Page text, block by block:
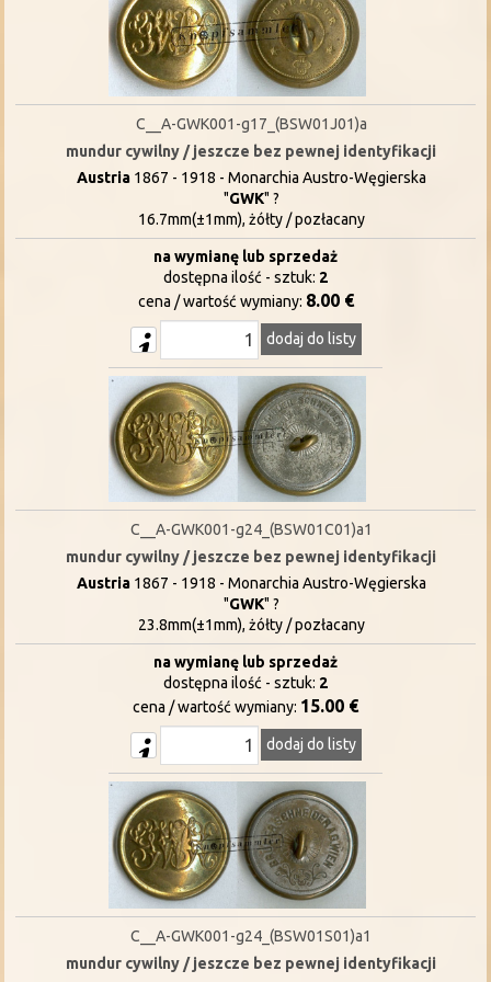
C__A-GWK001-g17_(BSW01J01)a
mundur cywilny / jeszcze bez pewnej identyfikacji
Austria1867 - 1918 - Monarchia Austro-Węgierska
"GWK" ?
16.7mm(±1mm), żółty / pozłacany
na wymianę lub sprzedaż
dostępna ilość - sztuk: 2
cena / wartość wymiany: 8.00 €
dodaj do listy
C__A-GWK001-g24_(BSW01C01)a1
mundur cywilny / jeszcze bez pewnej identyfikacji
Austria1867 - 1918 - Monarchia Austro-Węgierska
"GWK" ?
23.8mm(±1mm), żółty / pozłacany
na wymianę lub sprzedaż
dostępna ilość - sztuk: 2
cena / wartość wymiany: 15.00 €
dodaj do listy
C__A-GWK001-g24_(BSW01S01)a1
mundur cywilny / jeszcze bez pewnej identyfikacji